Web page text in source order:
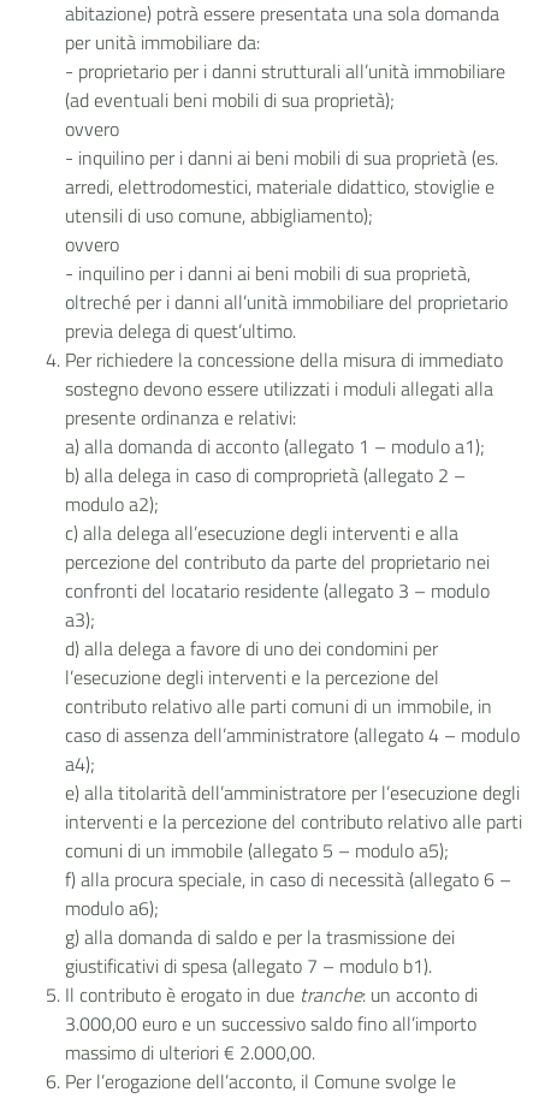
abitazione) potrà essere presentata una sola domanda
per unità immobiliare da:
- proprietario per i danni strutturali all’unità immobiliare
(ad eventuali beni mobili di sua proprietà);
ovvero
- inquilino per i danni ai beni mobili di sua proprietà (es.
arredi, elettrodomestici, materiale didattico, stoviglie e
utensili di uso comune, abbigliamento);
ovvero
- inquilino per i danni ai beni mobili di sua proprietà,
oltreché per i danni all’unità immobiliare del proprietario
previa delega di quest’ultimo.
Per richiedere la concessione della misura di immediato
sostegno devono essere utilizzati i moduli allegati alla
presente ordinanza e relativi:
a) alla domanda di acconto (allegato 1 – modulo a1);
b) alla delega in caso di comproprietà (allegato 2 –
modulo a2);
c) alla delega all’esecuzione degli interventi e alla
percezione del contributo da parte del proprietario nei
confronti del locatario residente (allegato 3 – modulo
a3);
d) alla delega a favore di uno dei condomini per
l’esecuzione degli interventi e la percezione del
contributo relativo alle parti comuni di un immobile, in
caso di assenza dell’amministratore (allegato 4 – modulo
a4);
e) alla titolarità dell’amministratore per l’esecuzione degli
interventi e la percezione del contributo relativo alle parti
comuni di un immobile (allegato 5 – modulo a5);
f) alla procura speciale, in caso di necessità (allegato 6 –
modulo a6);
g) alla domanda di saldo e per la trasmissione dei
giustificativi di spesa (allegato 7 – modulo b1).
Il contributo è erogato in due tranche: un acconto di
3.000,00 euro e un successivo saldo fino all’importo
massimo di ulteriori € 2.000,00.
Per l’erogazione dell’acconto, il Comune svolge le